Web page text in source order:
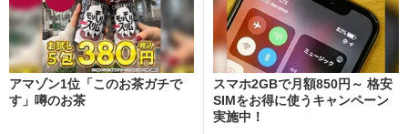
アマゾン1位「このお茶ガチで
す」噂のお茶
スマホ2GBで月額850円～ 格安
SIMをお得に使うキャンペーン
実施中！